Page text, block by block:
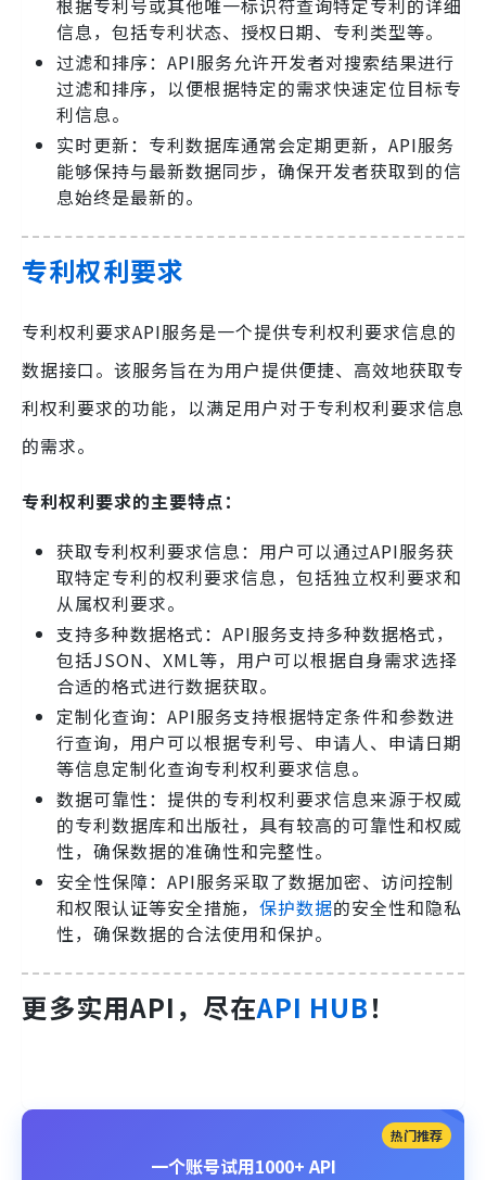
根据专利号或其他唯一标识符查询特定专利的详细
信息，包括专利状态、授权日期、专利类型等。
过滤和排序：API服务允许开发者对搜索结果进行
过滤和排序，以便根据特定的需求快速定位目标专
利信息。
实时更新：专利数据库通常会定期更新，API服务
能够保持与最新数据同步，确保开发者获取到的信
息始终是最新的。
专利权利要求
专利权利要求API服务是一个提供专利权利要求信息的
数据接口。该服务旨在为用户提供便捷、高效地获取专
利权利要求的功能，以满足用户对于专利权利要求信息
的需求。
专利权利要求的主要特点：
获取专利权利要求信息：用户可以通过API服务获
取特定专利的权利要求信息，包括独立权利要求和
从属权利要求。
支持多种数据格式：API服务支持多种数据格式，
包括JSON、XML等，用户可以根据自身需求选择
合适的格式进行数据获取。
定制化查询：API服务支持根据特定条件和参数进
行查询，用户可以根据专利号、申请人、申请日期
等信息定制化查询专利权利要求信息。
数据可靠性：提供的专利权利要求信息来源于权威
的专利数据库和出版社，具有较高的可靠性和权威
性，确保数据的准确性和完整性。
安全性保障：API服务采取了数据加密、访问控制
和权限认证等安全措施， 保护数据的安全性和隐私
性，确保数据的合法使用和保护。
更多实用API，尽在API HUB！
热门推荐
一个账号试用1000+ API